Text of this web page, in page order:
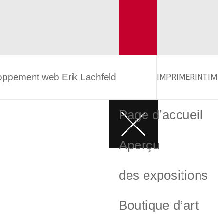
web Erik Lachfeld IMPRIMER
Page d’accueil
Aperçu
des expositions
Boutique d’art